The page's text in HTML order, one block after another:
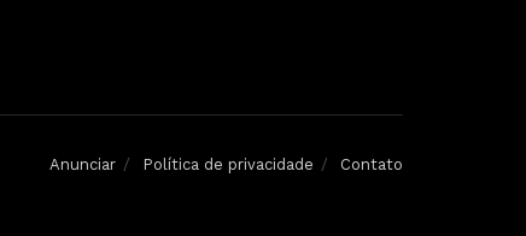
Anunciar Política de privacidade Contato